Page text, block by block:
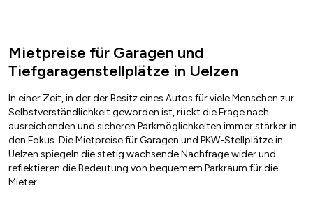
Mietpreise für Garagen und
Tiefgaragenstellplätze in Uelzen
In einer Zeit, in der der Besitz eines Autos für viele Menschen zur
Selbstverständlichkeit geworden ist, rückt die Frage nach
ausreichenden und sicheren Parkmöglichkeiten immer stärker in
den Fokus. Die Mietpreise für Garagen und PKW-Stellplätze in
Uelzen spiegeln die stetig wachsende Nachfrage wider und
reflektieren die Bedeutung von bequemem Parkraum für die
Mieter: